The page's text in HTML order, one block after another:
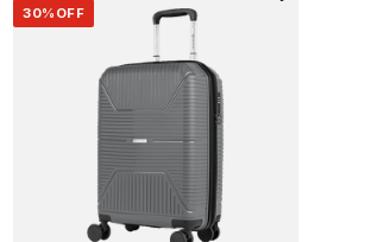
30% OFF